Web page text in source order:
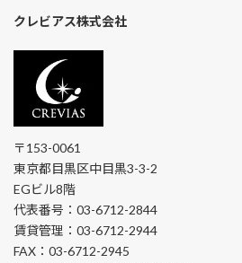
クレビアス株式会社
〒153-0061
東京都目黒区中目黒3-3-2
EGビル8階
代表番号：03-6712-2844
賃貸管理：03-6712-2944
FAX：03-6712-2945